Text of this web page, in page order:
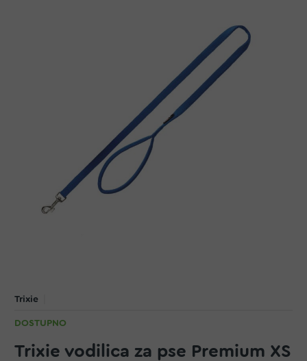
Trixie
DOSTUPNO
Trixie vodilica za pse Premium XS